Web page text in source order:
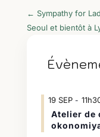
← Sympathy for
Seoul et bientôt à
19 SEP
Atelier de